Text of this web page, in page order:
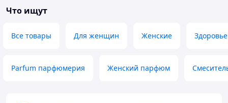
Что ищут
Все товары Для женщин Женские Здоровье
Parfum парфюмерия Женский парфюм